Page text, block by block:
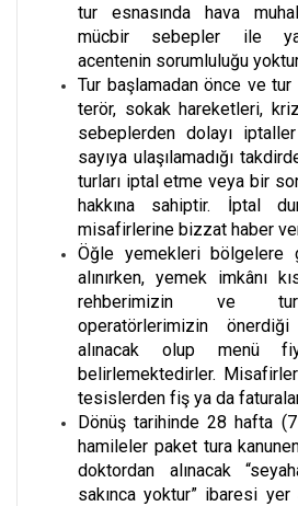
tur esnasında hava
mücbir sebepler ile
acentenin sorumluluğu
Tur başlamadan önce ve tur
terör, sokak hareketleri,
sebeplerden dolayı
sayıya ulaşılamadığı
turları iptal etme veya bir
hakkına sahiptir. İptal
misafirlerine bizzat haber
Öğle yemekleri bölgelere
alınırken, yemek imkânı
rehberimizin ve tur
operatörlerimizin
alınacak olup menü
belirlemektedirler.
tesislerden fiş ya da
Dönüş tarihinde 28 hafta
hamileler paket tura
doktordan alınacak
sakınca yoktur” ibaresi